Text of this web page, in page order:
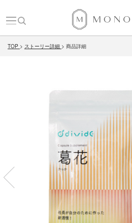
TOP ストーリー詳細 商品詳細